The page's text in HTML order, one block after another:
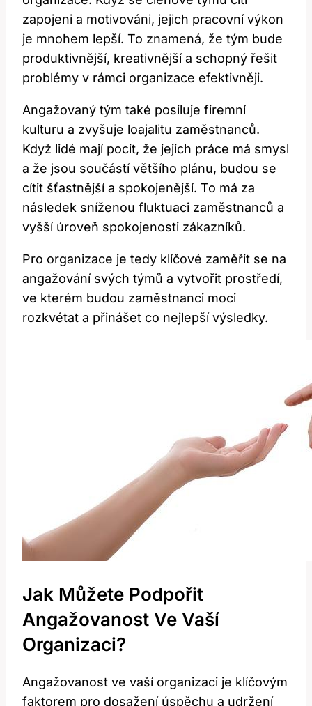
zapojeni a motivováni, jejich pracovní výkon
je mnohem lepší. To znamená, že tým bude
produktivnější, kreativnější a schopný řešit
problémy v rámci organizace efektivněji.
Angažovaný tým také posiluje firemní
kulturu a zvyšuje loajalitu zaměstnanců.
Když lidé mají pocit, že jejich práce má smysl
a že jsou součástí většího plánu, budou se
cítit šťastnější a spokojenější. To má za
následek sníženou fluktuaci zaměstnanců a
vyšší úroveň spokojenosti zákazníků.
Pro organizace je tedy klíčové zaměřit se na
angažování svých týmů a vytvořit prostředí,
ve kterém budou zaměstnanci moci
rozkvétat a přinášet co nejlepší výsledky.
Jak Můžete Podpořit
Angažovanost Ve Vaší
Organizaci?
Angažovanost ve vaší organizaci je klíčovým
faktorem pro dosažení úspěchu a udržení